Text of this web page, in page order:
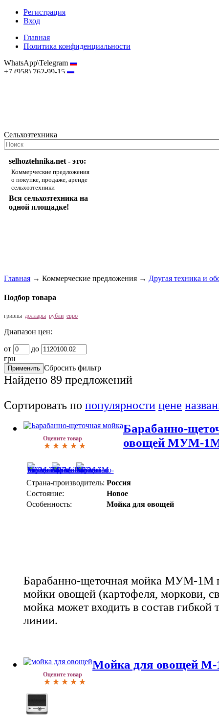
Регистрация
Вход
Главная
Политика конфиденциальности
WhatsApp\Telegram
+7 (958) 762-99-15
Сельхозтехника
selhoztehnika.net - это:
Коммерческие предложения
о покупке, продаже, аренде
сельхозтехники
Вся сельхозтехника на
одной площадке!
Главная → Коммерческие предложения → Другая техника и
Подбор товара
гривны доллары рубли евро
Диапазон цен:
от
до
грн
Сбросить фильтр
Найдено 89 предложений
Сортировать по популярности цене
Оцените товар
Барабанно-
овощей МУМ-
Страна-производитель: Россия
Состояние:
Новое
Особенность:
Мойка для овощей
Барабанно-щеточная мойка МУМ-1М
мойки овощей (картофеля, моркови,
мойка может входить в состав гибкой
линии.
Оцените товар
Мойка для овощей М-